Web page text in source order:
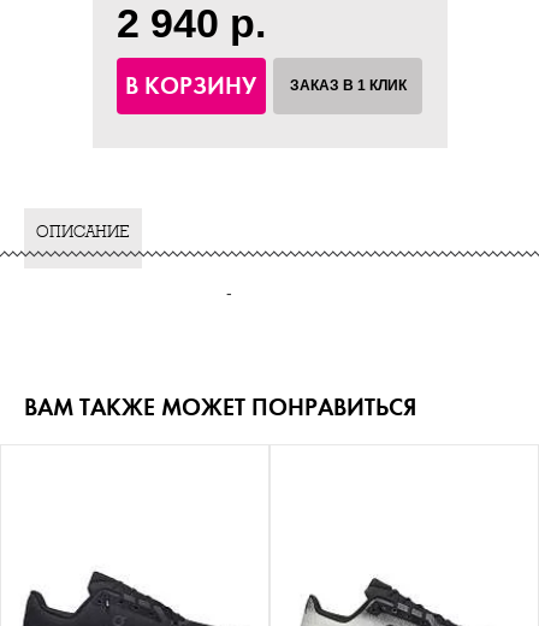
2 940 р.
В КОРЗИНУ ЗАКАЗ В 1 КЛИК
ОПИСАНИЕ
-
ВАМ ТАКЖЕ МОЖЕТ ПОНРАВИТЬСЯ